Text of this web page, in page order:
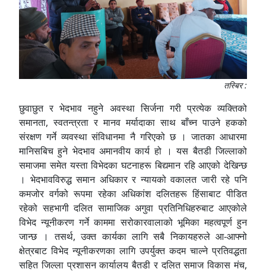
तस्बिर :
छुवाछुत र भेदभाव नहुने अवस्था सिर्जना गरी प्रत्येक व्यक्तिको
समानता, स्वतन्त्रता र मानव मर्यादाका साथ बाँच्न पाउने हकको
संरक्षण गर्ने व्यवस्था संविधानमा नै गरिएको छ । जातका आधारमा
मानिसबिच हुने भेदभाव अमानवीय कार्य हो । यस बैतडी जिल्लाको
समाजमा समेत यस्ता विभेदका घटनाहरू बिद्यमान रहि आएको देखिन्छ
। भेदभावविरुद्ध समान अधिकार र न्यायको वकालत जारी रहे पनि
कमजोर वर्गको रूपमा रहेका अधिकांश दलितहरू हिंसाबाट पीडित
रहेको सहभागी दलित सामाजिक अगुवा प्रतिनिधिहरुबाट आएकोले
विभेद न्यूनीकरण गर्ने काममा सरोकारवालाको भूमिका महत्वपूर्ण हुन
जान्छ । तसर्थ, उक्त कार्यका लागि सबै निकायहरुले आ-आफ्नो
क्षेत्रबाट विभेद न्यूनीकरणका लागि उपर्युक्त कदम चाल्ने प्रतिवद्धता
सहित जिल्ला प्रशासन कार्यालय बैतडी र दलित समाज विकास मंच,